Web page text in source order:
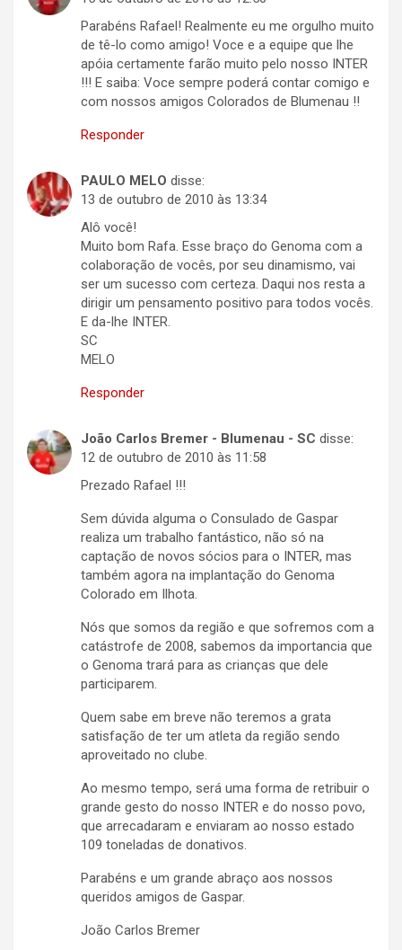
Parabéns Rafael! Realmente eu me orgulho muito
de tê-lo como amigo! Voce e a equipe que lhe
apóia certamente farão muito pelo nosso INTER
!!! E saiba: Voce sempre poderá contar comigo e
com nossos amigos Colorados de Blumenau !!
Responder
PAULO MELO disse:
13 de outubro de 2010 às 13:34
Alô você!
Muito bom Rafa. Esse braço do Genoma com a
colaboração de vocês, por seu dinamismo, vai
ser um sucesso com certeza. Daqui nos resta a
dirigir um pensamento positivo para todos vocês.
E da-lhe INTER.
SC
MELO
Responder
João Carlos Bremer - Blumenau - SC disse:
12 de outubro de 2010 às 11:58
Prezado Rafael !!!
Sem dúvida alguma o Consulado de Gaspar
realiza um trabalho fantástico, não só na
captação de novos sócios para o INTER, mas
também agora na implantação do Genoma
Colorado em Ilhota.
Nós que somos da região e que sofremos com a
catástrofe de 2008, sabemos da importancia que
o Genoma trará para as crianças que dele
participarem.
Quem sabe em breve não teremos a grata
satisfação de ter um atleta da região sendo
aproveitado no clube.
Ao mesmo tempo, será uma forma de retribuir o
grande gesto do nosso INTER e do nosso povo,
que arrecadaram e enviaram ao nosso estado
109 toneladas de donativos.
Parabéns e um grande abraço aos nossos
queridos amigos de Gaspar.
João Carlos Bremer